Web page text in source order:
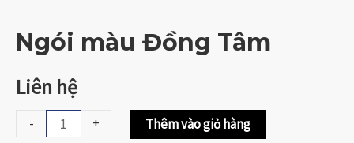
Ngói màu Đồng Tâm
Liên hệ
- + Thêm vào giỏ hàng